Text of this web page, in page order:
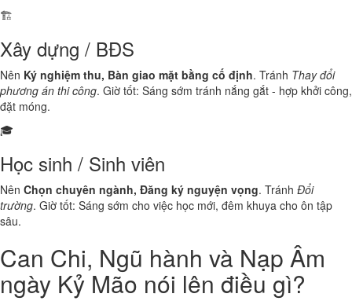
🏗️
Xây dựng / BĐS
Nên Ký nghiệm thu, Bàn giao mặt bằng cố định. Tránh Thay đổi
phương án thi công. Giờ tốt: Sáng sớm tránh nắng gắt - hợp khởi công,
đặt móng.
🎓
Học sinh / Sinh viên
Nên Chọn chuyên ngành, Đăng ký nguyện vọng. Tránh Đổi
trường. Giờ tốt: Sáng sớm cho việc học mới, đêm khuya cho ôn tập
sâu.
Can Chi, Ngũ hành và Nạp Âm
ngày Kỷ Mão nói lên điều gì?